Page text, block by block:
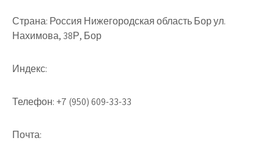
Страна: Россия Нижегородская область Бор ул.
Нахимова, 38Р, Бор
Индекс:
Телефон: +7 (950) 609-33-33
Почта: